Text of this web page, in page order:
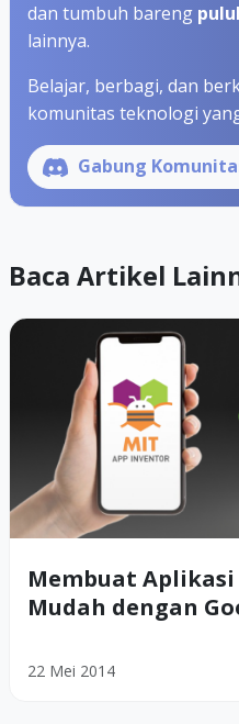
dan tumbuh bareng
lainnya.
Belajar, berbagi, dan
komunitas teknologi
Gabung
Baca Artikel
Membuat
Mudah dengan
22 Mei 2014